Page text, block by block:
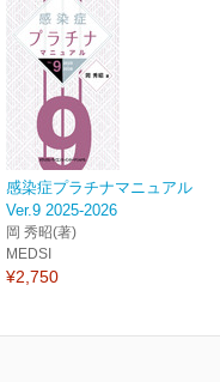
感染症プラチナマニュアル
Ver.9 2025-2026
岡 秀昭(著)
MEDSI
¥2,750